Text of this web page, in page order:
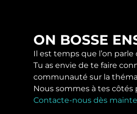
ON BOSSE
Il est temps que l’on parle
Tu as envie de te faire
communauté sur la
Nous sommes à tes côtés
Contacte-nous dès